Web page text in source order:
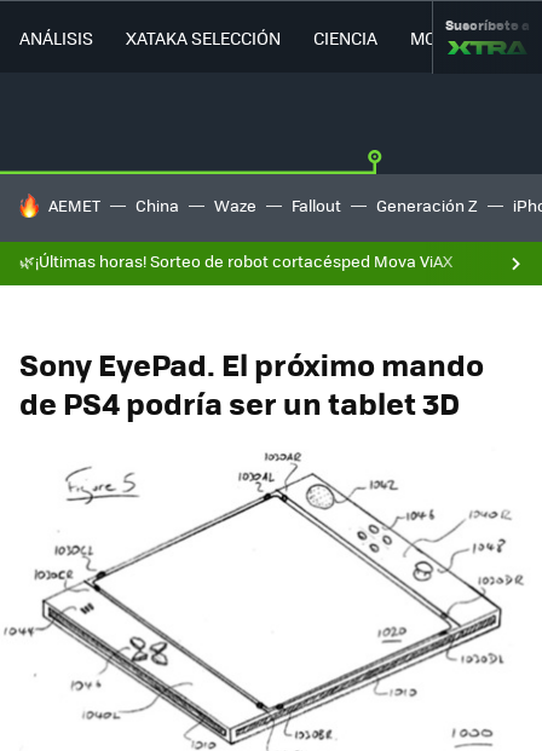
ANÁLISIS XATAKA SELECCIÓN CIENCIA MOVILIDAD
Suscríbete a
HOY SE HABLA DE
AEMET China Waze Fallout Generación Z
🌿¡Últimas horas! Sorteo de robot cortacésped Mova ViAX
Sony EyePad. El próximo mando
de PS4 podría ser un tablet 3D